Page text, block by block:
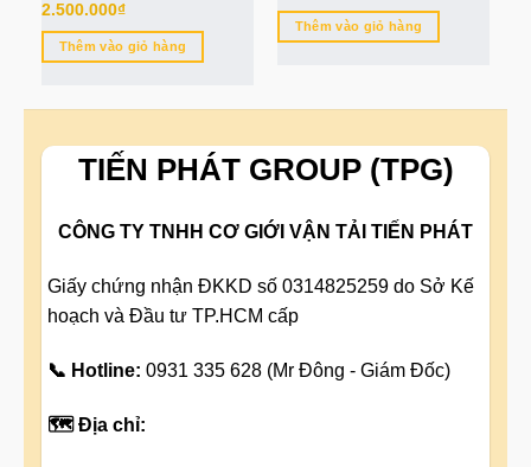
2.500.000₫
Thêm vào giỏ hàng
Thêm vào giỏ hàng
TIẾN PHÁT GROUP (TPG)
CÔNG TY TNHH CƠ GIỚI VẬN TẢI TIẾN PHÁT
Giấy chứng nhận ĐKKD số 0314825259 do Sở Kế
hoạch và Đầu tư TP.HCM cấp
📞 Hotline: 0931 335 628 (Mr Đông - Giám Đốc)
🗺️ Địa chỉ: